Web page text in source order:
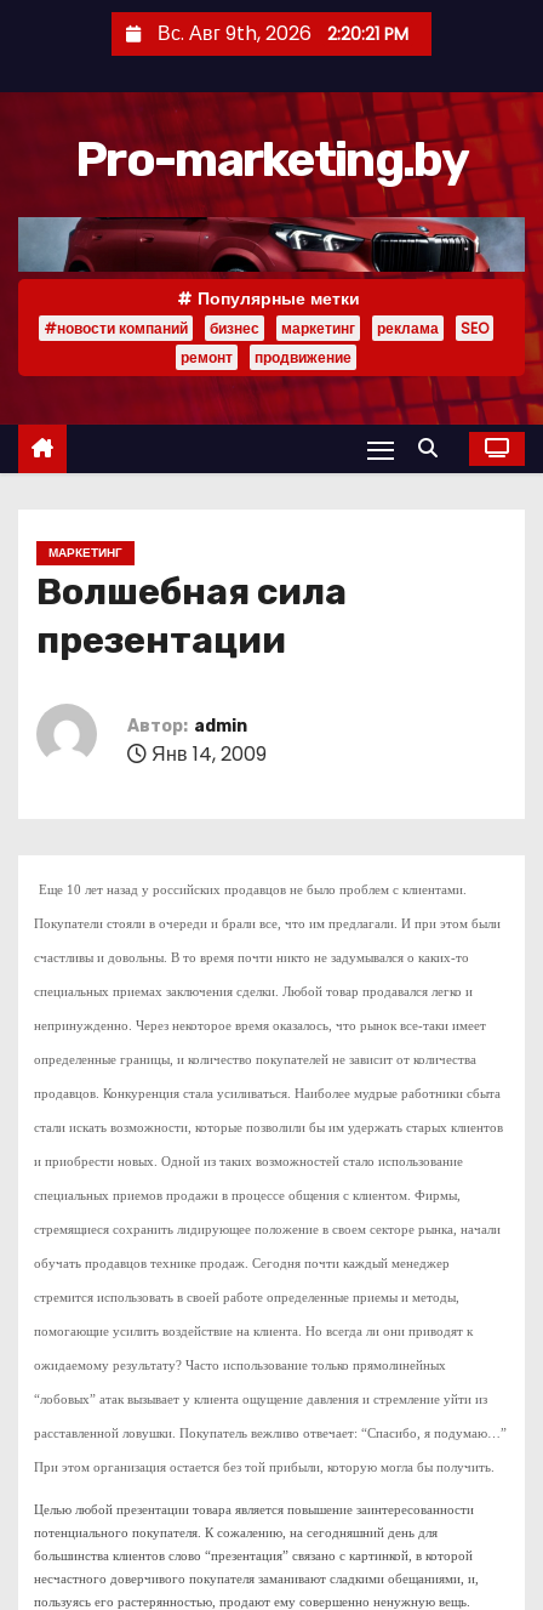
р
Вс. Авг 9th, 2026 2:20:22 PM
Pro-marketing.by
Популярные метки
#новости компаний бизнес маркетинг реклама
SEO
ремонт
продвижение
МАРКЕТИНГ
Волшебная сила
презентации
Автор: admin
Янв 14, 2009
Еще 10 лет назад у российских продавцов не было проблем с клиентами.
Покупатели стояли в очереди и брали все, что им предлагали. И при этом были
счастливы и довольны. В то время почти никто не задумывался о каких-то
специальных приемах заключения сделки. Любой товар продавался легко и
непринужденно. Через некоторое время оказалось, что рынок все-таки имеет
определенные границы, и количество покупателей не зависит от количества
продавцов. Конкуренция стала усиливаться. Наиболее мудрые работники сбыта
стали искать возможности, которые позволили бы им удержать старых клиентов
и приобрести новых. Одной из таких возможностей стало использование
специальных приемов продажи в процессе общения с клиентом. Фирмы,
стремящиеся сохранить лидирующее положение в своем секторе рынка, начали
обучать продавцов технике продаж. Сегодня почти каждый менеджер
стремится использовать в своей работе определенные приемы и методы,
помогающие усилить воздействие на клиента. Но всегда ли они приводят к
ожидаемому результату? Часто использование только прямолинейных
“лобовых” атак вызывает у клиента ощущение давления и стремление уйти из
расставленной ловушки. Покупатель вежливо отвечает: “Спасибо, я подумаю…”
При этом организация остается без той прибыли, которую могла бы получить.
Целью любой презентации товара является повышение заинтересованности
потенциального покупателя. К сожалению, на сегодняшний день для
большинства клиентов слово “презентация” связано с картинкой, в которой
несчастного доверчивого покупателя заманивают сладкими обещаниями, и,
пользуясь его растерянностью, продают ему совершенно ненужную вещь.